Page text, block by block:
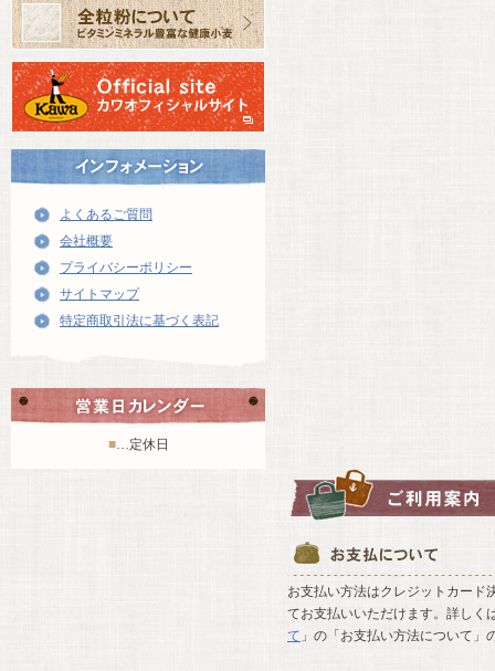
よくあるご質問
会社概要
プライバシーポリシー
サイトマップ
特定商取引法に基づく表記
■…定休日
お支払い方法はクレジットカード
てお支払いいただけます。詳しく
て 」の「お支払い方法について」